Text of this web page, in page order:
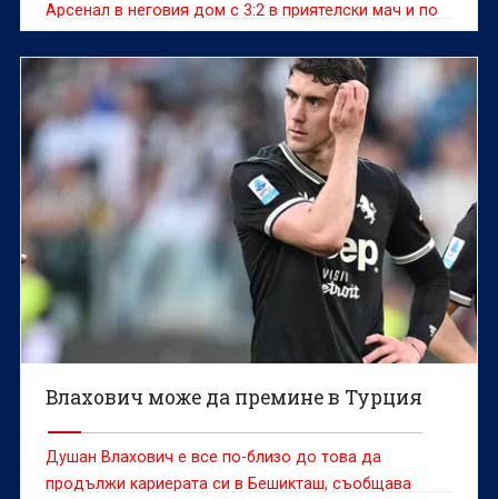
Арсенал в неговия дом с 3:2 в приятелски мач и по
този начин спечели Емирейтс Къп
Влахович може да премине в Турция
Душан Влахович е все по-близо до това да
продължи кариерата си в Бешикташ, съобщава